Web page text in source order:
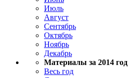
Июль
Август
Сентябрь
Октябрь
Ноябрь
Декабрь
Материалы за 2014 год
Весь год